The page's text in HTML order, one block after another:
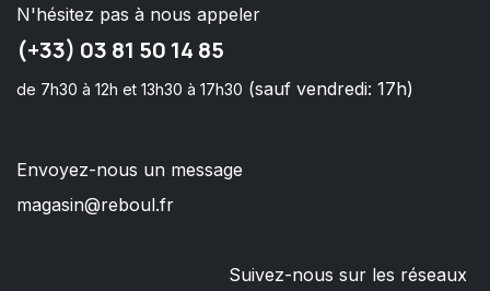
N'hésitez pas à nous appeler
(+33) 03 81 50 14 85
de 7h30 à 12h et 13h30 à 17h30 (sauf vendredi: 17h)
Envoyez-nous un message
magasin@reboul.fr
Suivez-nous sur les réseaux